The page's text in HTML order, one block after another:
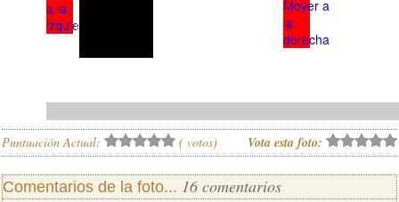
Puntuación Actual: ( votos) Vota esta foto:
Comentarios de la foto... 16 comentarios